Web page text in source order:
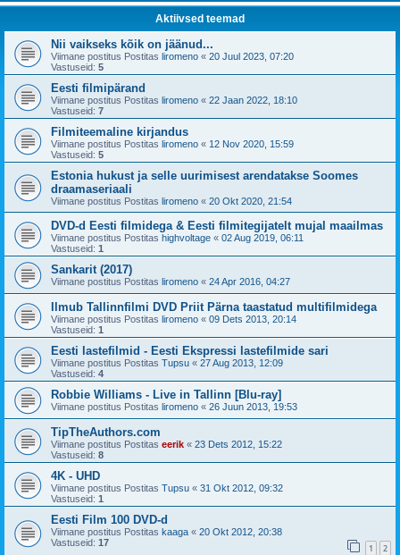
Aktiivsed teemad
Nii vaikseks kõik on jäänud...
Viimane postitus Postitas liromeno « 20 Juul 2023, 07:20
Vastuseid: 5
Eesti filmipärand
Viimane postitus Postitas liromeno « 22 Jaan 2022, 18:10
Vastuseid: 7
Filmiteemaline kirjandus
Viimane postitus Postitas liromeno « 12 Nov 2020, 15:59
Vastuseid: 5
Estonia hukust ja selle uurimisest arendatakse Soomes
draamaseriaali
Viimane postitus Postitas liromeno « 20 Okt 2020, 21:54
DVD-d Eesti filmidega & Eesti filmitegijatelt mujal maailmas
Viimane postitus Postitas highvoltage « 02 Aug 2019, 06:11
Vastuseid: 1
Sankarit (2017)
Viimane postitus Postitas liromeno « 24 Apr 2016, 04:27
Ilmub Tallinnfilmi DVD Priit Pärna taastatud multifilmidega
Viimane postitus Postitas liromeno « 09 Dets 2013, 20:14
Vastuseid: 1
Eesti lastefilmid - Eesti Ekspressi lastefilmide sari
Viimane postitus Postitas Tupsu « 27 Aug 2013, 12:09
Vastuseid: 4
Robbie Williams - Live in Tallinn [Blu-ray]
Viimane postitus Postitas liromeno « 26 Juun 2013, 19:53
TipTheAuthors.com
Viimane postitus Postitas eerik « 23 Dets 2012, 15:22
Vastuseid: 8
4K - UHD
Viimane postitus Postitas Tupsu « 31 Okt 2012, 09:32
Vastuseid: 1
Eesti Film 100 DVD-d
Viimane postitus Postitas kaaga « 20 Okt 2012, 20:38
Vastuseid: 17 1 2